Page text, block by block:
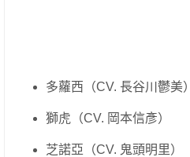
多蘿西（CV. 長谷川鬱美）
獅虎（CV. 岡本信彥）
芝諾亞（CV. 鬼頭明里）